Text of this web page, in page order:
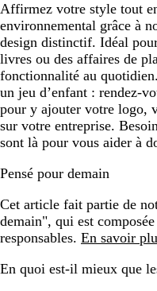
u
m
a
r
i
n
e
r
g
o
g
n
e
s
Affirmez votre style tout
environnemental grâce à
design distinctif. Idéal
livres ou des affaires de
fonctionnalité au
un jeu d’enfant : rendez-
pour y ajouter votre logo,
sur votre entreprise.
sont là pour vous aider à
Pensé pour demain
Cet article fait partie de
demain", qui est
responsables. En savoir
En quoi est-il mieux que